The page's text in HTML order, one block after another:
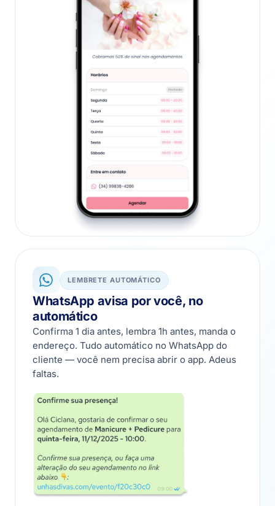
LEMBRETE AUTOMÁTICO
WhatsApp avisa por você, no
automático
Confirma 1 dia antes, lembra 1h antes, manda o
endereço. Tudo automático no WhatsApp do
cliente — você nem precisa abrir o app. Adeus
faltas.